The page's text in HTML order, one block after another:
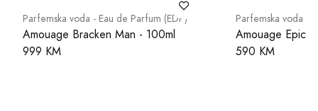
Parfemska voda - Eau de Parfum (EDP)
Amouage Bracken Man - 100ml
999 KM
Parfemska voda -
Amouage Epic
590 KM